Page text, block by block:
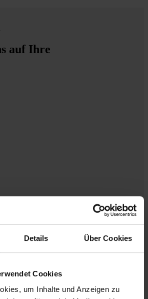
Details Über Cookies
Cookies
um Inhalte und Anzeigen zu
auf Ihre
Jetzt bewerben